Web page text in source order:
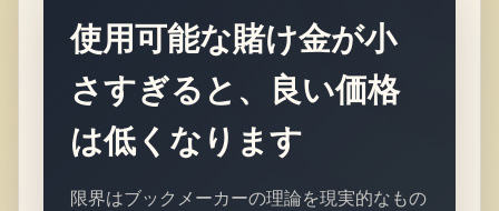
使用可能な賭け金が小
さすぎると、良い価格
は低くなります
限界はブックメーカーの理論を現実的なもの